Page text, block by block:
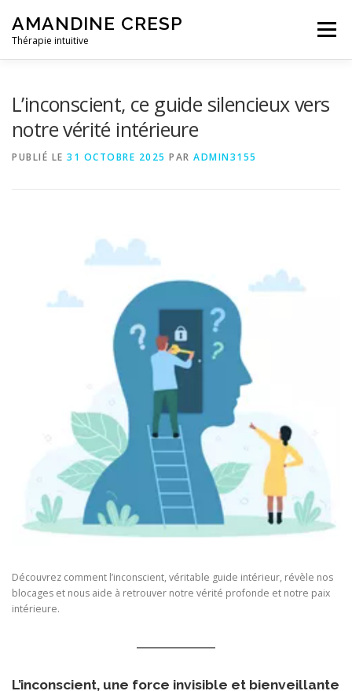
contenu
AMANDINE CRESP
Thérapie intuitive
Menu
L’inconscient, ce guide silencieux vers
notre vérité intérieure
PUBLIÉ LE 31 OCTOBRE 2025 PAR ADMIN3155
Découvrez comment l’inconscient, véritable guide intérieur, révèle nos
blocages et nous aide à retrouver notre vérité profonde et notre paix
intérieure.
L’inconscient, une force invisible et bienveillante